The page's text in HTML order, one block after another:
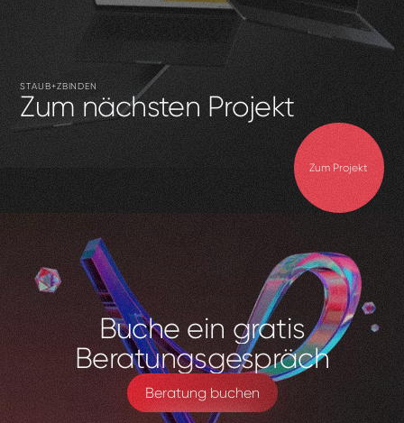
STAUB+ZBINDEN
Zum nächsten Projekt
Zum Projekt
Buche ein gratis
Beratungsgespräch
Beratung buchen